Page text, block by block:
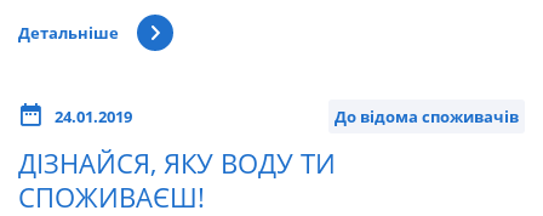
Детальніше
24.01.2019 До відома споживачів
ДІЗНАЙСЯ, ЯКУ ВОДУ ТИ
СПОЖИВАЄШ!